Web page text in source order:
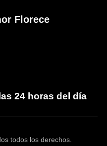
Florece
24 horas del día
todos los derechos.